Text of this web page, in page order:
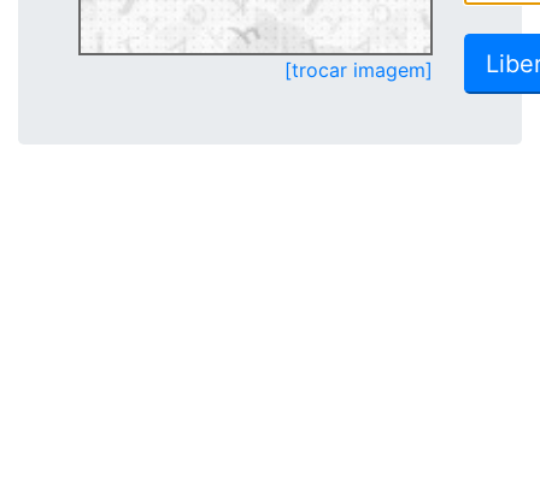
[trocar imagem]